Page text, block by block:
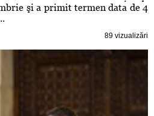
şi a primit termen data de 4
89 vizualizări